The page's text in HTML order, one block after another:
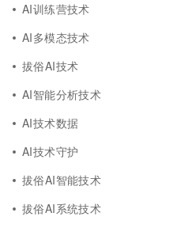
AI训练营技术
AI多模态技术
拔俗AI技术
AI智能分析技术
AI技术数据
AI技术守护
拔俗AI智能技术
拔俗AI系统技术